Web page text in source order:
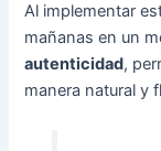
Al implementar
mañanas en un
autenticidad,
manera natural y